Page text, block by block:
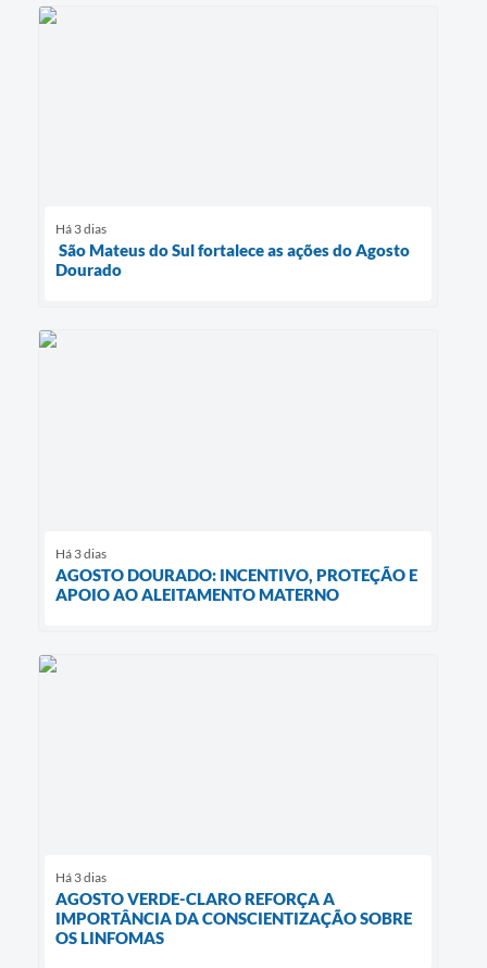
Há 3 dias
São Mateus do Sul fortalece as ações do Agosto
Dourado
Há 3 dias
AGOSTO DOURADO: INCENTIVO, PROTEÇÃO E
APOIO AO ALEITAMENTO MATERNO
Há 3 dias
AGOSTO VERDE-CLARO REFORÇA A
IMPORTÂNCIA DA CONSCIENTIZAÇÃO SOBRE
OS LINFOMAS